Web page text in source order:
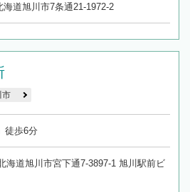
海道旭川市7条通21-1972-2
市
徒歩6分
海道旭川市宮下通7-3897-1 旭川駅前ビ